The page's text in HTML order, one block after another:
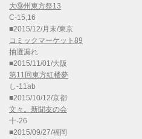
大⑨州東方祭13
C-15,16
■2015/12/月末/東京
コミックマーケット89
抽選漏れ
■2015/11/01/大阪
第11回東方紅楼夢
し-11ab
■2015/10/12/京都
文々。新聞友の会
十-26
■2015/09/27/福岡